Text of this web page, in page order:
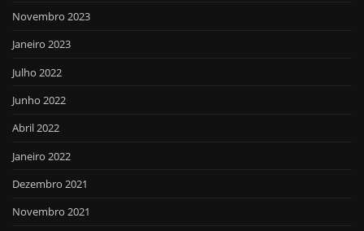
Novembro 2023
Janeiro 2023
Julho 2022
Junho 2022
Abril 2022
Janeiro 2022
Dezembro 2021
Novembro 2021